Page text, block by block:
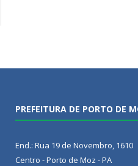
PREFEITURA DE PORTO DE
End.: Rua 19 de Novembro, 1610
Centro - Porto de Moz - PA